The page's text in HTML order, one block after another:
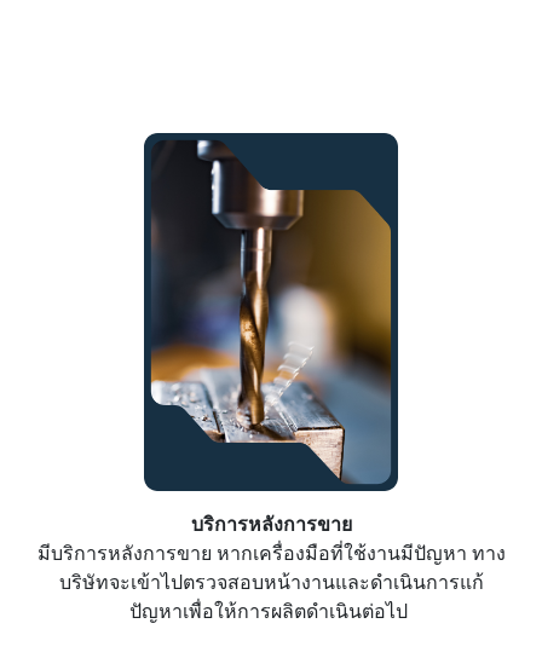
บริการหลังการขาย
มีบริการหลังการขาย หากเครื่องมือที่ใช้งานมีปัญหา ทาง
บริษัทจะเข้าไปตรวจสอบหน้างานและดำเนินการแก้
ปัญหาเพื่อให้การผลิตดำเนินต่อไป